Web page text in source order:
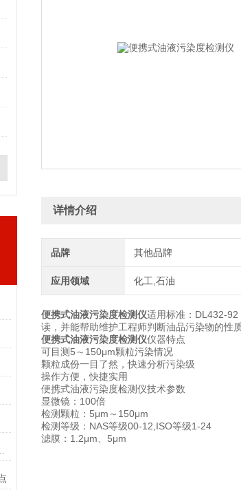
详情介绍
品牌 其他品牌
应用领域 化工,石油
便携式油液污染度检测仪适用标准：DL432-
读，并能帮助维护工程师判断油品污染物的性
便携式油液污染度检测仪仪器特点
可目测5～150μm颗粒污染情况
颗粒成份一目了然，快速分析污染级
操作方便，快捷实用
便携式油液污染度检测仪技术参数
显微镜：100倍
检测颗粒：5μm～150μm
检测等级：NAS等级00-12,ISO等级1-24
滤膜：1.2μm、5μm